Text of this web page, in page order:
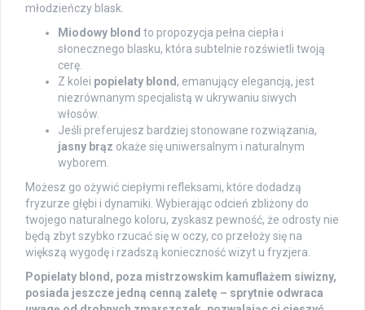
młodzieńczy blask.
Miodowy blond to propozycja pełna ciepła i
słonecznego blasku, która subtelnie rozświetli twoją
cerę.
Z kolei popielaty blond , emanujący elegancją, jest
niezrównanym specjalistą w ukrywaniu siwych
włosów.
Jeśli preferujesz bardziej stonowane rozwiązania,
jasny brąz okaże się uniwersalnym i naturalnym
wyborem.
Możesz go ożywić ciepłymi refleksami, które dodadzą
fryzurze głębi i dynamiki. Wybierając odcień zbliżony do
twojego naturalnego koloru, zyskasz pewność, że odrosty nie
będą zbyt szybko rzucać się w oczy, co przełoży się na
większą wygodę i rzadszą konieczność wizyt u fryzjera.
Popielaty blond, poza mistrzowskim kamuflażem siwizny,
posiada jeszcze jedną cenną zaletę – sprytnie odwraca